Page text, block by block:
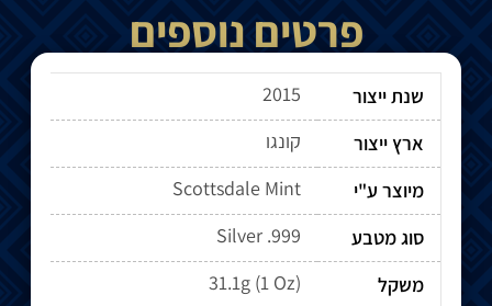
פרטים נוספים
שנת ייצור
2015
ארץ ייצור
קונגו
מיוצר ע"י
Scottsdale Mint
סוג מטבע
Silver .999
משקל
31.1g (1 Oz)